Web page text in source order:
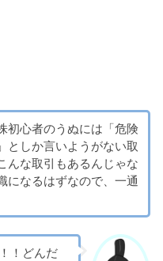
初心者のうぬには「危険
としか言いようがない取
んな取引もあるんじゃな
になるはずなので、一通
！どんだ